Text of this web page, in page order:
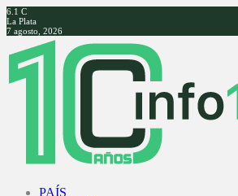
6.1 C
La Plata
7 agosto, 2026
Facebook
Twitter
Instagram
Youtube
PAÍS